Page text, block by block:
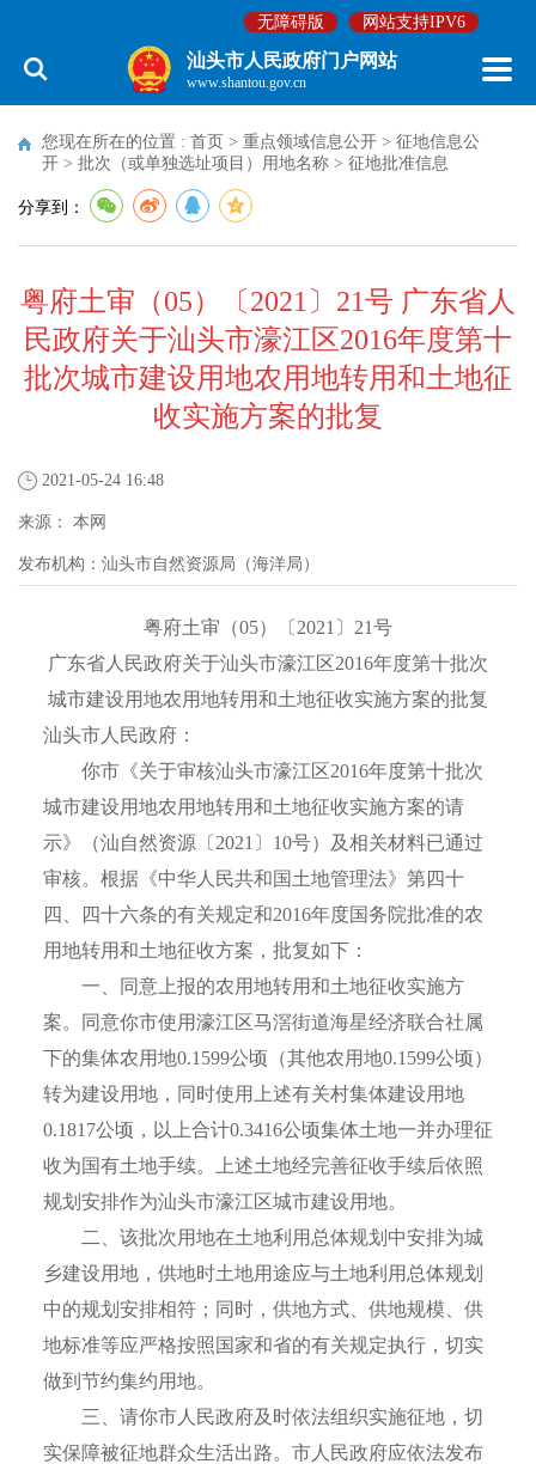
无障碍版 网站支持IPV6
汕头市人民政府门户网站
www.shantou.gov.cn
您现在所在的位置 : 首页 > 重点领域信息公开 > 征地信息公
开 > 批次（或单独选址项目）用地名称 > 征地批准信息
分享到：
粤府土审（05）〔2021〕21号 广东省人
民政府关于汕头市濠江区2016年度第十
批次城市建设用地农用地转用和土地征
收实施方案的批复
2021-05-24 16:48
来源： 本网
发布机构： 汕头市自然资源局（海洋局）
粤府土审（05）〔2021〕21号
广东省人民政府关于汕头市濠江区2016年度第十批次
城市建设用地农用地转用和土地征收实施方案的批复
汕头市人民政府：
你市《关于审核汕头市濠江区2016年度第十批次
城市建设用地农用地转用和土地征收实施方案的请
示》（汕自然资源〔2021〕10号）及相关材料已通过
审核。根据《中华人民共和国土地管理法》第四十
四、四十六条的有关规定和2016年度国务院批准的农
用地转用和土地征收方案，批复如下：
一、同意上报的农用地转用和土地征收实施方
案。同意你市使用濠江区马滘街道海星经济联合社属
下的集体农用地0.1599公顷（其他农用地0.1599公顷）
转为建设用地，同时使用上述有关村集体建设用地
0.1817公顷，以上合计0.3416公顷集体土地一并办理征
收为国有土地手续。上述土地经完善征收手续后依照
规划安排作为汕头市濠江区城市建设用地。
二、该批次用地在土地利用总体规划中安排为城
乡建设用地，供地时土地用途应与土地利用总体规划
中的规划安排相符；同时，供地方式、供地规模、供
地标准等应严格按照国家和省的有关规定执行，切实
做到节约集约用地。
三、请你市人民政府及时依法组织实施征地，切
实保障被征地群众生活出路。市人民政府应依法发布